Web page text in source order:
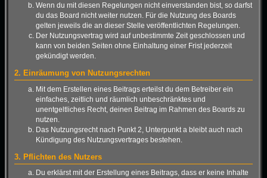
Wenn du mit diesen Regelungen nicht einverstanden bist, so darfst
du das Board nicht weiter nutzen. Für die Nutzung des Boards
gelten jeweils die an dieser Stelle veröffentlichten Regelungen.
Der Nutzungsvertrag wird auf unbestimmte Zeit geschlossen und
kann von beiden Seiten ohne Einhaltung einer Frist jederzeit
gekündigt werden.
2. Einräumung von Nutzungsrechten
Mit dem Erstellen eines Beitrags erteilst du dem Betreiber ein
einfaches, zeitlich und räumlich unbeschränktes und
unentgeltliches Recht, deinen Beitrag im Rahmen des Boards zu
nutzen.
Das Nutzungsrecht nach Punkt 2, Unterpunkt a bleibt auch nach
Kündigung des Nutzungsvertrages bestehen.
3. Pflichten des Nutzers
Du erklärst mit der Erstellung eines Beitrags, dass er keine Inhalte